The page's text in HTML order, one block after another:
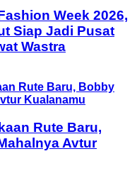
Week 2026,
Siap Jadi Pusat
Wastra
Rute Baru,
Avtur